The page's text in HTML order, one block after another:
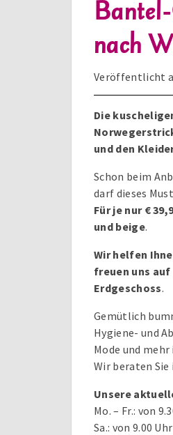
nach
Veröffentlicht
Die
und den
Schon beim
darf dieses
Für je nur €
und beige.
Wir helfen
freuen uns auf
Erdgeschoss.
Gemütlich
Hygiene- und
Mode und
Wir beraten
Unsere
Mo. – Fr.: von
Sa.: von 9.00